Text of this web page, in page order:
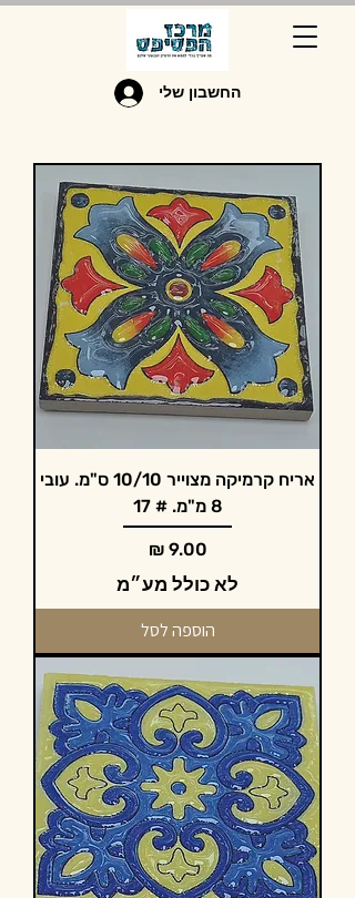
החשבון שלי
אריח קרמיקה מצוייר 10/10 ס"מ. עובי
8 מ"מ. # 17
מחיר
לא כולל מע״מ
הוספה לסל